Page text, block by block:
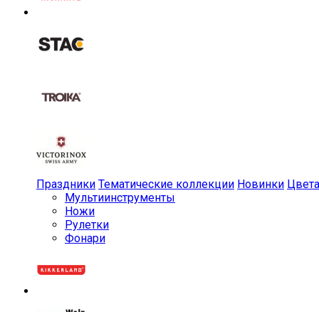
Праздники Тематические коллекции Новинки Цвета
Мульти­инструменты
Ножи
Рулетки
Фонари